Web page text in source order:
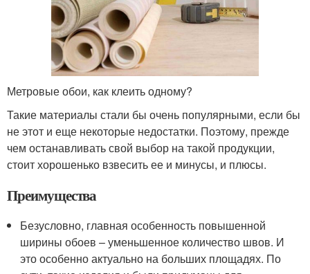
Метровые обои, как клеить одному?
Такие материалы стали бы очень популярными, если бы
не этот и еще некоторые недостатки. Поэтому, прежде
чем останавливать свой выбор на такой продукции,
стоит хорошенько взвесить ее и минусы, и плюсы.
Преимущества
Безусловно, главная особенность повышенной
ширины обоев – уменьшенное количество швов. И
это особенно актуально на больших площадях. По